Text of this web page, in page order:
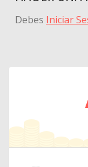
Debes Iniciar